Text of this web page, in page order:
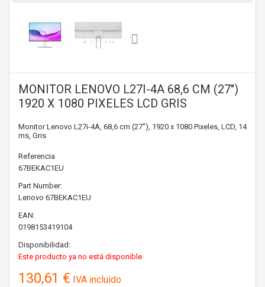
MONITOR LENOVO L27I-4A 68,6 CM (27")
1920 X 1080 PIXELES LCD GRIS
Monitor Lenovo L27i-4A, 68,6 cm (27"), 1920 x 1080 Pixeles, LCD, 14
ms, Gris
Referencia
67BEKAC1EU
Part Number:
Lenovo 67BEKAC1EU
EAN:
0198153419104
Disponibilidad:
Este producto ya no está disponible
130,61 € IVA incluido